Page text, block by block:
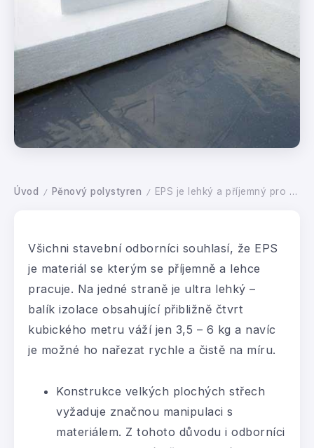
Úvod / Pěnový polystyren / EPS je lehký a příjemný pro manipulaci
Všichni stavební odborníci souhlasí, že EPS
je materiál se kterým se příjemně a lehce
pracuje. Na jedné straně je ultra lehký –
balík izolace obsahující přibližně čtvrt
kubického metru váží jen 3,5 – 6 kg a navíc
je možné ho nařezat rychle a čistě na míru.
Konstrukce velkých plochých střech
vyžaduje značnou manipulaci s
materiálem. Z tohoto důvodu i odborníci